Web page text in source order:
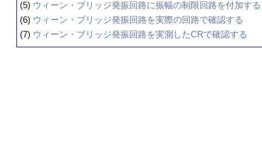
(5) ウィーン・ブリッジ発振回路に振幅の制限回路を付加する
(6) ウィーン・ブリッジ発振回路を実際の回路で確認する
(7) ウィーン・ブリッジ発振回路を実測したCRで確認する